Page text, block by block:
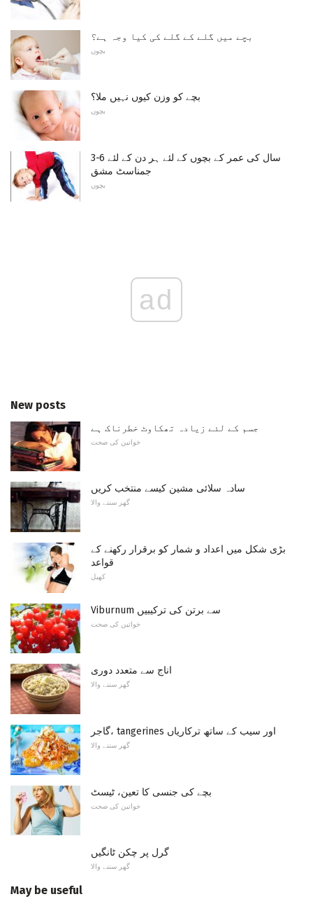
بچے میں گلے کے گلے کی کیا وجہ ہے؟
بچوں
بچے کو وزن کیوں نہیں ملا؟
بچوں
3-6 سال کی عمر کے بچوں کے لئے ہر دن کے لئے
جمناسٹ مشق
بچوں
ad
New posts
جسم کے لئے زیادہ تھکاوٹ خطرناک ہے
خواتین کی صحت
سادہ سلائی مشین کیسے منتخب کریں
گھر سننے والا
بڑی شکل میں اعداد و شمار کو برقرار رکھنے کے
قواعد
کھیل
Viburnum سے برتن کی ترکیبیں
خواتین کی صحت
اناج سے متعدد دوری
گھر سننے والا
گاجر، tangerines اور سیب کے ساتھ ترکاریاں
گھر سننے والا
بچے کی جنسی کا تعین، ٹیسٹ
خواتین کی صحت
گرل پر چکن ٹانگیں
گھر سننے والا
May be useful